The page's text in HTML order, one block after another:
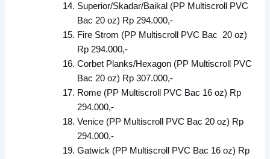
Superior/Skadar/Baikal (PP Multiscroll PVC
Bac 20 oz) Rp 294.000,-
Fire Strom (PP Multiscroll PVC Bac 20 oz)
Rp 294.000,-
Corbet Planks/Hexagon (PP Multiscroll PVC
Bac 20 oz) Rp 307.000,-
Rome (PP Multiscroll PVC Bac 16 oz) Rp
294.000,-
Venice (PP Multiscroll PVC Bac 20 oz) Rp
294.000,-
Gatwick (PP Multiscroll PVC Bac 16 oz) Rp